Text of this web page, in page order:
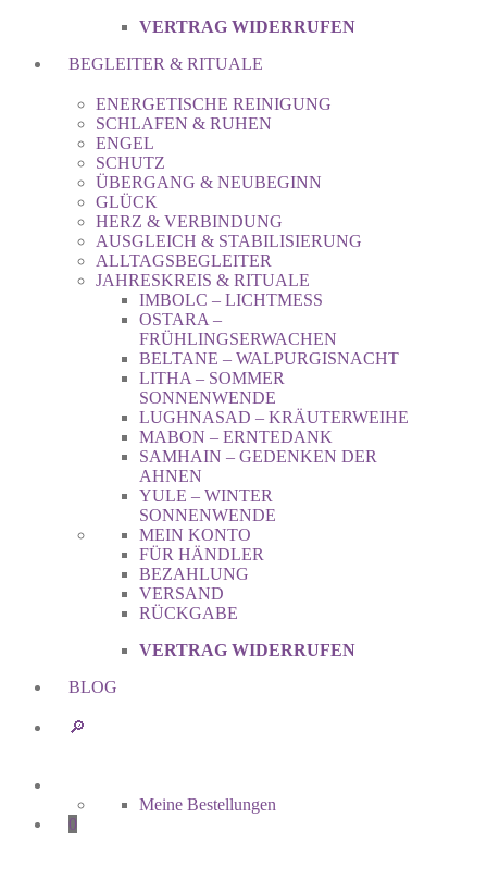
VERTRAG WIDERRUFEN
BEGLEITER & RITUALE
ENERGETISCHE REINIGUNG
SCHLAFEN & RUHEN
ENGEL
SCHUTZ
ÜBERGANG & NEUBEGINN
GLÜCK
HERZ & VERBINDUNG
AUSGLEICH & STABILISIERUNG
ALLTAGSBEGLEITER
JAHRESKREIS & RITUALE
IMBOLC – LICHTMESS
OSTARA –
FRÜHLINGSERWACHEN
BELTANE – WALPURGISNACHT
LITHA – SOMMER
SONNENWENDE
LUGHNASAD – KRÄUTERWEIHE
MABON – ERNTEDANK
SAMHAIN – GEDENKEN DER
AHNEN
YULE – WINTER
SONNENWENDE
MEIN KONTO
FÜR HÄNDLER
BEZAHLUNG
VERSAND
RÜCKGABE
VERTRAG WIDERRUFEN
BLOG
🔎︎
Meine Bestellungen
0